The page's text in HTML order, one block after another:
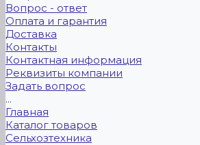
Вопрос - ответ
Оплата и гарантия
Доставка
Контакты
Контактная информация
Реквизиты компании
Задать вопрос
...
Главная
Каталог товаров
Сельхозтехника